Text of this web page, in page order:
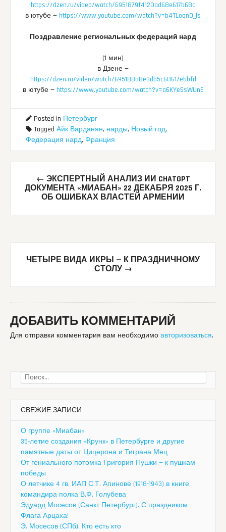
https://dzen.ru/video/watch/6951879f4120ad68e617b68c
в ютубе — https://www.youtube.com/watch?v=b4TLoqnD_ls
Поздравление региональных федераций нард
(1 мин)
в Дзене —
https://dzen.ru/video/watch/695188a8e3db5c60617ebbfd
в ютубе — https://www.youtube.com/watch?v=a6KYe5sWUnE
Posted in Петербург
Tagged Айк Варданян, нарды, Новый год,
Федерация нард, Франция
Post
navigation
← ЭКСПЕРТНЫЙ АНАЛИЗ ИИ CHATGPT
ДОКУМЕНТА «МИАБАН» 22 ДЕКАБРЯ 2025 Г.
ОБ ОШИБКАХ ВЛАСТЕЙ АРМЕНИИ
ЧЕТЫРЕ ВИДА ИКРЫ — К ПРАЗДНИЧНОМУ
СТОЛУ →
ДОБАВИТЬ КОММЕНТАРИЙ
Для отправки комментария вам необходимо авторизоваться.
Найти:
СВЕЖИЕ ЗАПИСИ
О группе «Миабан»
35-летие создания «Крунк» в Петербурге и другие
памятные даты от Цицерона и Тиграна Мец
От гениального потомка Григория Пушки — к пушкам
победы
О летчике 4 гв. ИАП С.Т. Апинове (1918-1943) в книге
командира полка В.Ф. Голубева
Эдуард Мосесов (Санкт-Петербург). С праздником
Флага Арцаха!
Э. Мосесов (СПб). Кто есть кто